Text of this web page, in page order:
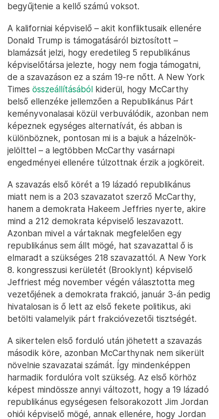
begyűjtenie a kellő számú voksot.
A kaliforniai képviselő – akit konfliktusaik ellenére
Donald Trump is támogatásáról biztosított –
blamázsát jelzi, hogy eredetileg 5 republikánus
képviselőtársa jelezte, hogy nem fogja támogatni,
de a szavazáson ez a szám 19-re nőtt. A New York
Times összeállításából kiderül, hogy McCarthy
belső ellenzéke jellemzően a Republikánus Párt
keményvonalasai közül verbuválódik, azonban nem
képeznek egységes alternatívát, és abban is
különböznek, pontosan mi is a bajuk a házelnök-
jelölttel – a legtöbben McCarthy vasárnapi
engedményei ellenére túlzottnak érzik a jogköreit.
A szavazás első körét a 19 lázadó republikánus
miatt nem is a 203 szavazatot szerző McCarthy,
hanem a demokrata Hakeem Jeffries nyerte, akire
mind a 212 demokrata képviselő leszavazott.
Azonban mivel a vártaknak megfelelően egy
republikánus sem állt mögé, hat szavazattal ő is
elmaradt a szükséges 218 szavazattól. A New York
8. kongresszusi kerületét (Brooklynt) képviselő
Jeffriest még november végén választotta meg
vezetőjének a demokrata frakció, január 3-án pedig
hivatalosan is ő lett az első fekete politikus, aki
betölti valamelyik párt frakcióvezetői tisztségét.
A sikertelen első forduló után jöhetett a szavazás
második köre, azonban McCarthynak nem sikerült
növelnie szavazatai számát. Így mindenképpen
harmadik fordulóra volt szükség. Az első körhöz
képest mindössze annyi változott, hogy a 19 lázadó
republikánus egységesen felsorakozott Jim Jordan
ohiói képviselő mögé, annak ellenére, hogy Jordan